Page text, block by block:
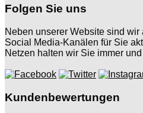
Folgen Sie uns
Neben unserer Website sind
Social Media-Kanälen für Sie
Netzen halten wir Sie immer
Kundenbewertungen